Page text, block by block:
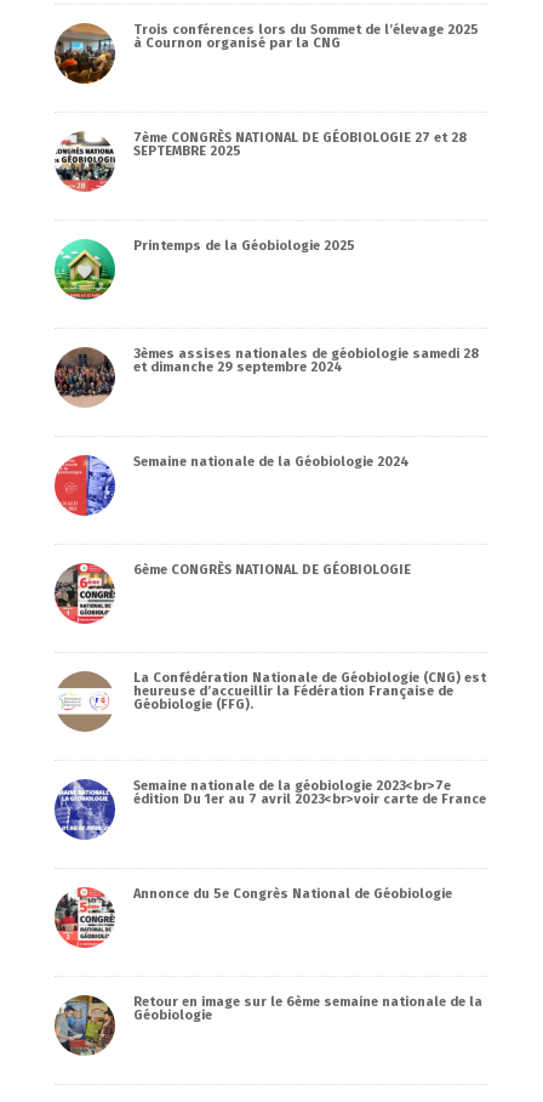
Trois conférences lors du Sommet de l’élevage 2025
à Cournon organisé par la CNG
7ème CONGRÈS NATIONAL DE GÉOBIOLOGIE 27 et 28
SEPTEMBRE 2025
Printemps de la Géobiologie 2025
3èmes assises nationales de géobiologie samedi 28
et dimanche 29 septembre 2024
Semaine nationale de la Géobiologie 2024
6ème CONGRÈS NATIONAL DE GÉOBIOLOGIE
La Confédération Nationale de Géobiologie (CNG) est
heureuse d’accueillir la Fédération Française de
Géobiologie (FFG).
Semaine nationale de la géobiologie 2023<br>7e
édition Du 1er au 7 avril 2023<br>voir carte de France
Annonce du 5e Congrès National de Géobiologie
Retour en image sur le 6ème semaine nationale de la
Géobiologie